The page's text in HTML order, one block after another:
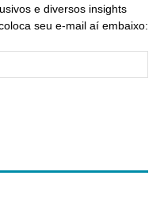
e diversos insights
seu e-mail aí embaixo: